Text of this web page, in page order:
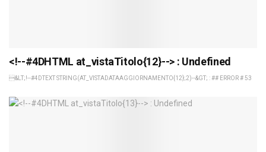
<!--#4DHTML at_vistaTitolo{12}--> : Undefined
&LT;!--#4DTEXT STRING(AT_VISTADATAAGGIORNAMENTO{12};2)--&GT; : ## ERROR # 53